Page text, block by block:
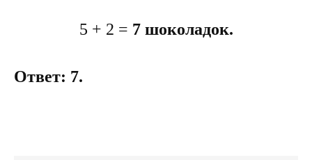
5 + 2 = 7 шоколадок.
Ответ: 7.